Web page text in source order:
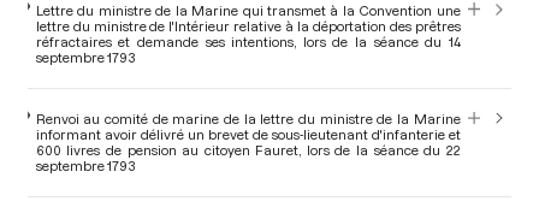
Lettre du ministre de la Marine qui transmet à la Convention une
lettre du ministre de l'Intérieur relative à la déportation des prêtres
réfractaires et demande ses intentions, lors de la séance du 14
septembre 1793
Renvoi au comité de marine de la lettre du ministre de la Marine
informant avoir délivré un brevet de sous-lieutenant d'infanterie et
600 livres de pension au citoyen Fauret, lors de la séance du 22
septembre 1793